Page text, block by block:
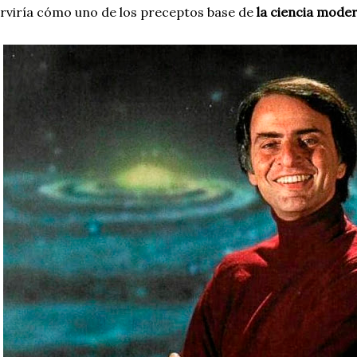
cómo uno de los preceptos base de la ciencia